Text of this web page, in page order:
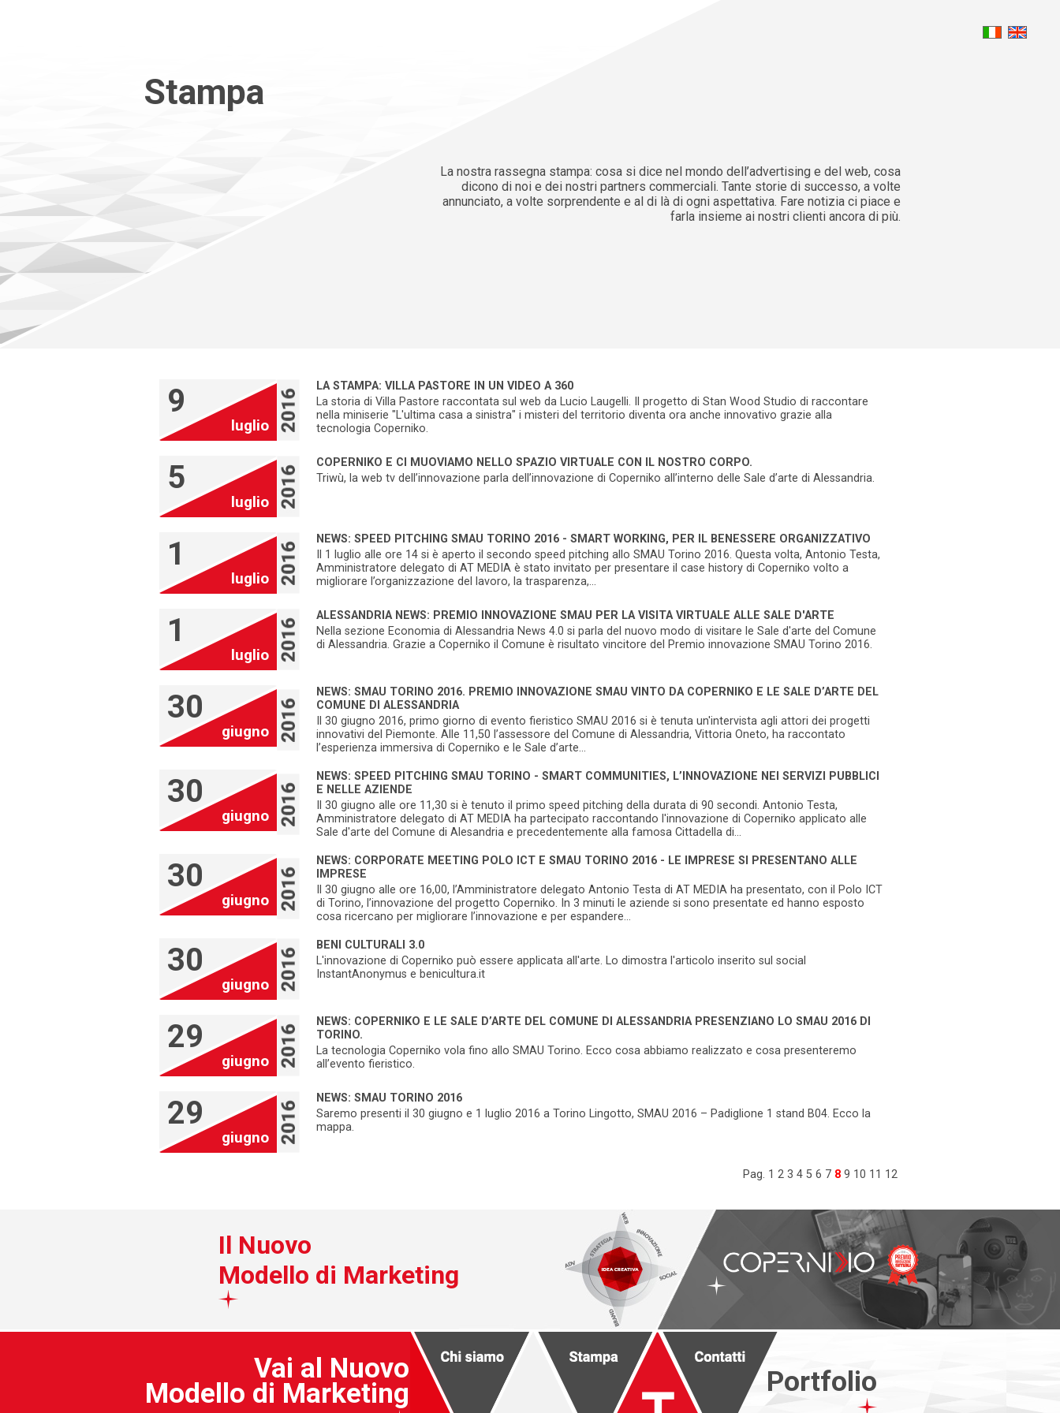
Stampa
La nostra rassegna stampa: cosa si dice nel mondo dell’advertising e del web, cosa
dicono di noi e dei nostri partners commerciali. Tante storie di successo, a volte
annunciato, a volte sorprendente e al di là di ogni aspettativa. Fare notizia ci piace e
farla insieme ai nostri clienti ancora di più.
9
luglio
LA STAMPA: VILLA PASTORE IN UN VIDEO A 360
La storia di Villa Pastore raccontata sul web da Lucio Laugelli. Il progetto di Stan Wood Studio di raccontare
nella miniserie "L'ultima casa a sinistra" i misteri del territorio diventa ora anche innovativo grazie alla
tecnologia Coperniko.
5
luglio
COPERNIKO E CI MUOVIAMO NELLO SPAZIO VIRTUALE CON IL NOSTRO CORPO.
Triwù, la web tv dell’innovazione parla dell’innovazione di Coperniko all’interno delle Sale d’arte di Alessandria.
1
luglio
NEWS: SPEED PITCHING SMAU TORINO 2016 - SMART WORKING, PER IL BENESSERE ORGANIZZATIVO
Il 1 luglio alle ore 14 si è aperto il secondo speed pitching allo SMAU Torino 2016. Questa volta, Antonio Testa,
Amministratore delegato di AT MEDIA è stato invitato per presentare il case history di Coperniko volto a
migliorare l’organizzazione del lavoro, la trasparenza,...
1
luglio
ALESSANDRIA NEWS: PREMIO INNOVAZIONE SMAU PER LA VISITA VIRTUALE ALLE SALE D'ARTE
Nella sezione Economia di Alessandria News 4.0 si parla del nuovo modo di visitare le Sale d'arte del Comune
di Alessandria. Grazie a Coperniko il Comune è risultato vincitore del Premio innovazione SMAU Torino 2016.
30
giugno
NEWS: SMAU TORINO 2016. PREMIO INNOVAZIONE SMAU VINTO DA COPERNIKO E LE SALE D’ARTE DEL
COMUNE DI ALESSANDRIA
Il 30 giugno 2016, primo giorno di evento fieristico SMAU 2016 si è tenuta un'intervista agli attori dei progetti
innovativi del Piemonte. Alle 11,50 l’assessore del Comune di Alessandria, Vittoria Oneto, ha raccontato
l’esperienza immersiva di Coperniko e le Sale d’arte...
30
giugno
NEWS: SPEED PITCHING SMAU TORINO - SMART COMMUNITIES, L’INNOVAZIONE NEI SERVIZI PUBBLICI
E NELLE AZIENDE
Il 30 giugno alle ore 11,30 si è tenuto il primo speed pitching della durata di 90 secondi. Antonio Testa,
Amministratore delegato di AT MEDIA ha partecipato raccontando l'innovazione di Coperniko applicato alle
Sale d'arte del Comune di Alesandria e precedentemente alla famosa Cittadella di...
30
giugno
NEWS: CORPORATE MEETING POLO ICT E SMAU TORINO 2016 - LE IMPRESE SI PRESENTANO ALLE
IMPRESE
Il 30 giugno alle ore 16,00, l’Amministratore delegato Antonio Testa di AT MEDIA ha presentato, con il Polo ICT
di Torino, l’innovazione del progetto Coperniko. In 3 minuti le aziende si sono presentate ed hanno esposto
cosa ricercano per migliorare l’innovazione e per espandere...
30
giugno
BENI CULTURALI 3.0
L'innovazione di Coperniko può essere applicata all'arte. Lo dimostra l'articolo inserito sul social
InstantAnonymus e benicultura.it
29
giugno
NEWS: COPERNIKO E LE SALE D’ARTE DEL COMUNE DI ALESSANDRIA PRESENZIANO LO SMAU 2016 DI
TORINO.
La tecnologia Coperniko vola fino allo SMAU Torino. Ecco cosa abbiamo realizzato e cosa presenteremo
all’evento fieristico.
29
giugno
NEWS: SMAU TORINO 2016
Saremo presenti il 30 giugno e 1 luglio 2016 a Torino Lingotto, SMAU 2016 – Padiglione 1 stand B04. Ecco la
mappa.
Pag. 1 2 3 4 5 6 7 8 9 10 11 12
Il Nuovo
Modello di Marketing
Vai al Nuovo
Modello di Marketing Portfolio